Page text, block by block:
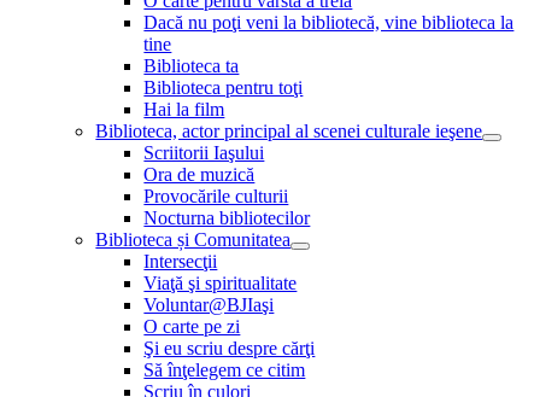
Dacă nu poţi veni la bibliotecă, vine biblioteca la
tine
Biblioteca ta
Biblioteca pentru toţi
Hai la film
Biblioteca, actor principal al scenei culturale ieşene
Scriitorii Iaşului
Ora de muzică
Provocările culturii
Nocturna bibliotecilor
Biblioteca și Comunitatea
Intersecţii
Viaţă şi spiritualitate
Voluntar@BJIaşi
O carte pe zi
Şi eu scriu despre cărţi
Să înţelegem ce citim
Scriu în culori